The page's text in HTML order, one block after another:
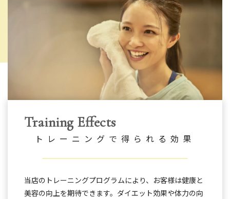
Training Effects
トレーニングで得られる効果
当店のトレーニングプログラムにより、お客様は健康と
美容の向上を期待できます。ダイエット効果や体力の向